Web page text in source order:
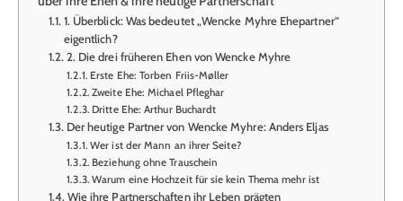
1. Überblick: Was bedeutet „Wencke Myhre Ehepartner“
eigentlich?
2. Die drei früheren Ehen von Wencke Myhre
Erste Ehe: Torben Friis-Møller
Zweite Ehe: Michael Pfleghar
Dritte Ehe: Arthur Buchardt
Der heutige Partner von Wencke Myhre: Anders Eljas
Wer ist der Mann an ihrer Seite?
Beziehung ohne Trauschein
Warum eine Hochzeit für sie kein Thema mehr ist
Wie ihre Partnerschaften ihr Leben prägten